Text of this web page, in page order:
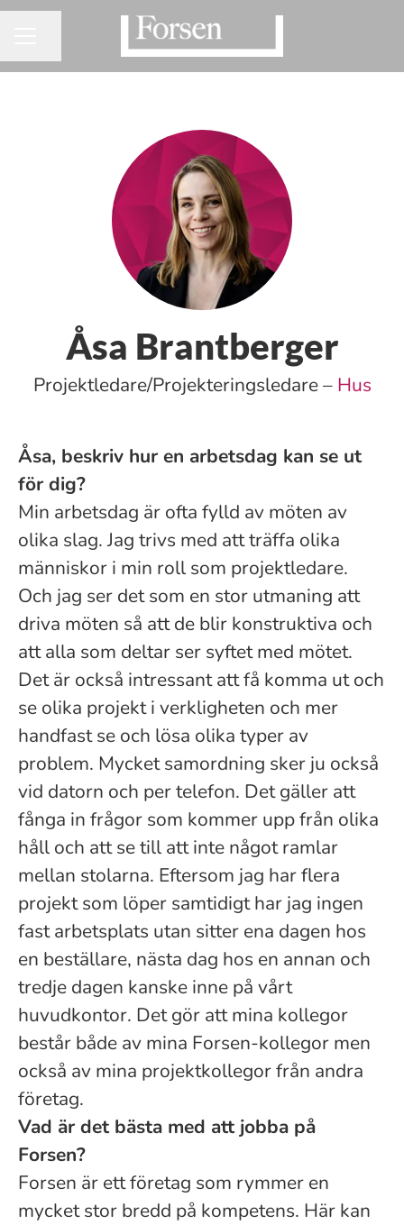
Åsa Brantberger
Projektledare/Projekteringsledare – Hus
Åsa, beskriv hur en arbetsdag kan se ut
för dig?
Min arbetsdag är ofta fylld av möten av
olika slag. Jag trivs med att träffa olika
människor i min roll som projektledare.
Och jag ser det som en stor utmaning att
driva möten så att de blir konstruktiva och
att alla som deltar ser syftet med mötet.
Det är också intressant att få komma ut och
se olika projekt i verkligheten och mer
handfast se och lösa olika typer av
problem. Mycket samordning sker ju också
vid datorn och per telefon. Det gäller att
fånga in frågor som kommer upp från olika
håll och att se till att inte något ramlar
mellan stolarna. Eftersom jag har flera
projekt som löper samtidigt har jag ingen
fast arbetsplats utan sitter ena dagen hos
en beställare, nästa dag hos en annan och
tredje dagen kanske inne på vårt
huvudkontor. Det gör att mina kollegor
består både av mina Forsen-kollegor men
också av mina projektkollegor från andra
företag.
Vad är det bästa med att jobba på
Forsen?
Forsen är ett företag som rymmer en
mycket stor bredd på kompetens. Här kan